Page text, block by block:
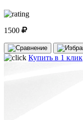
1500
Купить в 1 клик